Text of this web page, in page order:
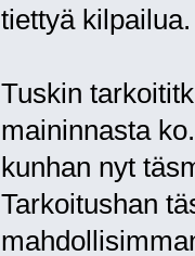
tiettyä kilpailua.
Tuskin
maininnasta
kunhan nyt
Tarkoitushan